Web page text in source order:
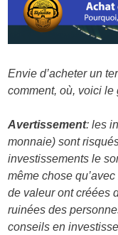
Envie d’acheter un
comment, où, voici le
Avertissement: les
monnaie) sont
investissements le
même chose
de valeur ont créées
ruinées des
conseils en